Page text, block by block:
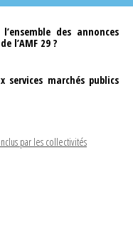
des annonces
l’AMF 29 ?
services marchés publics
par les collectivités